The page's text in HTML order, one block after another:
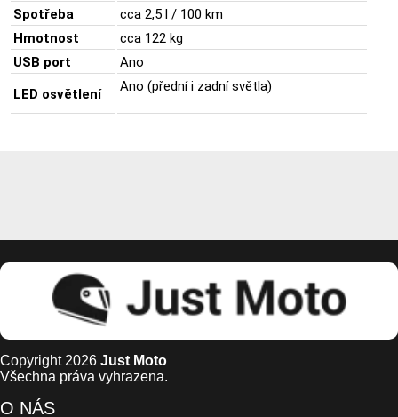
Spotřeba
cca 2,5 l / 100 km
Hmotnost
cca 122 kg
USB port
Ano
LED osvětlení Ano (předníi zadnísvětla)
Copyright 2026 Just Moto
Všechna práva vyhrazena.
O NÁS